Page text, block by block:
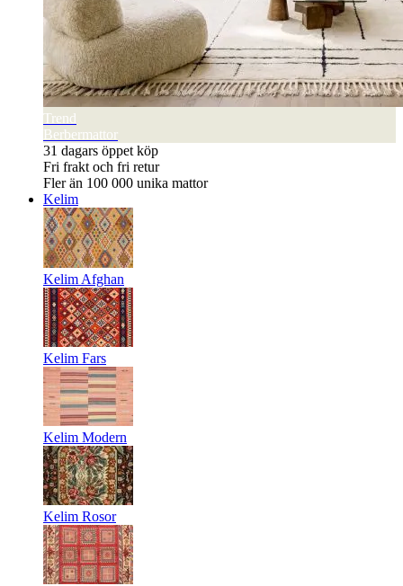
Trend
Berbermattor
31 dagars öppet köp
Fri frakt och fri retur
Fler än 100 000 unika mattor
Kelim
Kelim Afghan
Kelim Fars
Kelim Modern
Kelim Rosor